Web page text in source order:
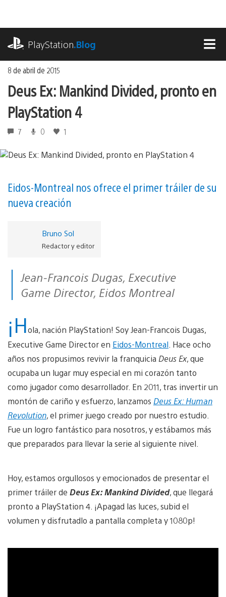
contenido
PlayStation.Blog
8 de abril de 2015
Deus Ex: Mankind Divided, pronto en
PlayStation 4
7 0 1
Eidos-Montreal nos ofrece el primer tráiler de su
nueva creación
Bruno Sol
Redactor y editor
Jean-Francois Dugas, Executive
Game Director, Eidos Montreal
¡Hola, nación PlayStation! Soy Jean-Francois Dugas,
Executive Game Director en Eidos-Montreal . Hace ocho
años nos propusimos revivir la franquicia Deus Ex, que
ocupaba un lugar muy especial en mi corazón tanto
como jugador como desarrollador. En 2011, tras invertir un
montón de cariño y esfuerzo, lanzamos Deus Ex: Human
Revolution, el primer juego creado por nuestro estudio.
Fue un logro fantástico para nosotros, yestábamos más
que preparados para llevar la serie al siguiente nivel
Hoy, estamos orgullosos y emocionados de presentar el
primer tráiler de Deus Ex: Mankind Divided, que llegará
pronto a PlayStation 4. ¡Apagad las luces, subid el
volumen y disfrutadlo a pantalla completa y 1080p!